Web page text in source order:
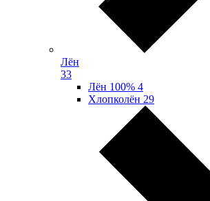
Лён
33
Лён 100% 4
Хлопколён 29